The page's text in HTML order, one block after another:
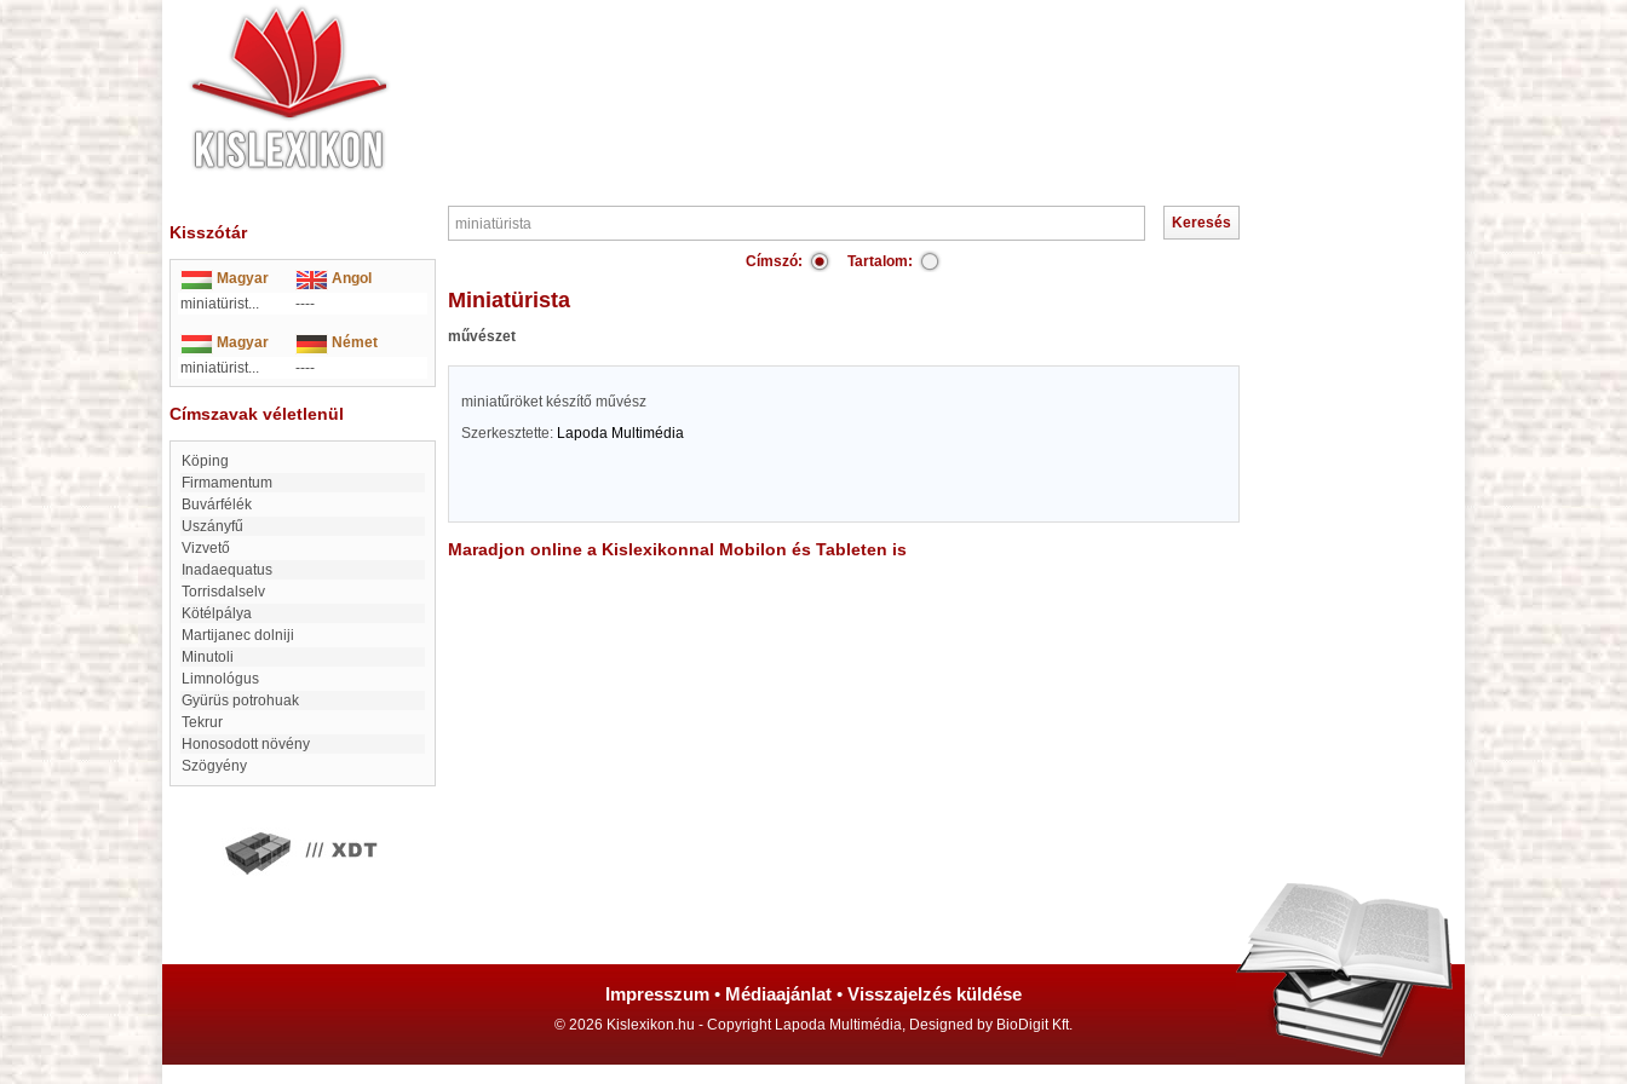
Kisszótár
Magyar
Angol
miniatürist...
----
Magyar
Német
miniatürist...
----
Címszavak véletlenül
Köping
firmamentum
Buvárfélék
Uszányfű
Vizvető
Inadaequatus
Torrisdalselv
Kötélpálya
Martijanec dolniji
Minutoli
limnológus
Gyürüs potrohuak
Tekrur
Honosodott növény
Szögyény
Címszó: Tartalom:
miniatürista
művészet
miniatűröket készítő művész
Szerkesztette: Lapoda Multimédia
Maradjon online a Kislexikonnal Mobilon és Tableten is
Impresszum • Médiaajánlat • Visszajelzés küldése
© 2026 Kislexikon.hu - Copyright Lapoda Multimédia, Designed by BioDigit Kft.